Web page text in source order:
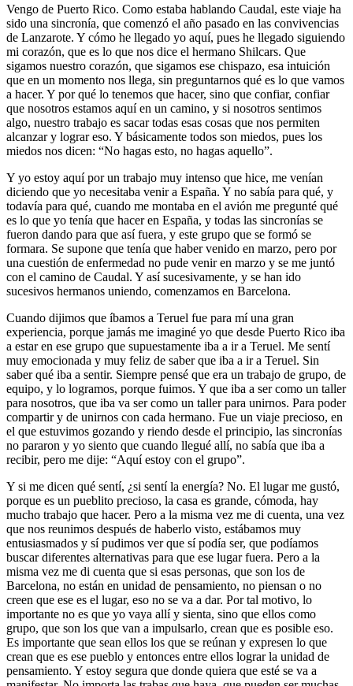
Vengo de Puerto Rico. Como estaba hablando Caudal, este viaje ha
sido una sincronía, que comenzó el año pasado en las convivencias
de Lanzarote. Y cómo he llegado yo aquí, pues he llegado siguiendo
mi corazón, que es lo que nos dice el hermano Shilcars. Que
sigamos nuestro corazón, que sigamos ese chispazo, esa intuición
que en un momento nos llega, sin preguntarnos qué es lo que vamos
a hacer. Y por qué lo tenemos que hacer, sino que confiar, confiar
que nosotros estamos aquí en un camino, y si nosotros sentimos
algo, nuestro trabajo es sacar todas esas cosas que nos permiten
alcanzar y lograr eso. Y básicamente todos son miedos, pues los
miedos nos dicen: “No hagas esto, no hagas aquello”.
Y yo estoy aquí por un trabajo muy intenso que hice, me venían
diciendo que yo necesitaba venir a España. Y no sabía para qué, y
todavía para qué, cuando me montaba en el avión me pregunté qué
es lo que yo tenía que hacer en España, y todas las sincronías se
fueron dando para que así fuera, y este grupo que se formó se
formara. Se supone que tenía que haber venido en marzo, pero por
una cuestión de enfermedad no pude venir en marzo y se me juntó
con el camino de Caudal. Y así sucesivamente, y se han ido
sucesivos hermanos uniendo, comenzamos en Barcelona.
Cuando dijimos que íbamos a Teruel fue para mí una gran
experiencia, porque jamás me imaginé yo que desde Puerto Rico iba
a estar en ese grupo que supuestamente iba a ir a Teruel. Me sentí
muy emocionada y muy feliz de saber que iba a ir a Teruel. Sin
saber qué iba a sentir. Siempre pensé que era un trabajo de grupo, de
equipo, y lo logramos, porque fuimos. Y que iba a ser como un taller
para nosotros, que iba va ser como un taller para unirnos. Para poder
compartir y de unirnos con cada hermano. Fue un viaje precioso, en
el que estuvimos gozando y riendo desde el principio, las sincronías
no pararon y yo siento que cuando llegué allí, no sabía que iba a
recibir, pero me dije: “Aquí estoy con el grupo”.
Y si me dicen qué sentí, ¿si sentí la energía? No. El lugar me gustó,
porque es un pueblito precioso, la casa es grande, cómoda, hay
mucho trabajo que hacer. Pero a la misma vez me di cuenta, una vez
que nos reunimos después de haberlo visto, estábamos muy
entusiasmados y sí pudimos ver que sí podía ser, que podíamos
buscar diferentes alternativas para que ese lugar fuera. Pero a la
misma vez me di cuenta que si esas personas, que son los de
Barcelona, no están en unidad de pensamiento, no piensan o no
creen que ese es el lugar, eso no se va a dar. Por tal motivo, lo
importante no es que yo vaya allí y sienta, sino que ellos como
grupo, que son los que van a impulsarlo, crean que es posible eso.
Es importante que sean ellos los que se reúnan y expresen lo que
crean que es ese pueblo y entonces entre ellos lograr la unidad de
pensamiento. Y estoy segura que donde quiera que esté se va a